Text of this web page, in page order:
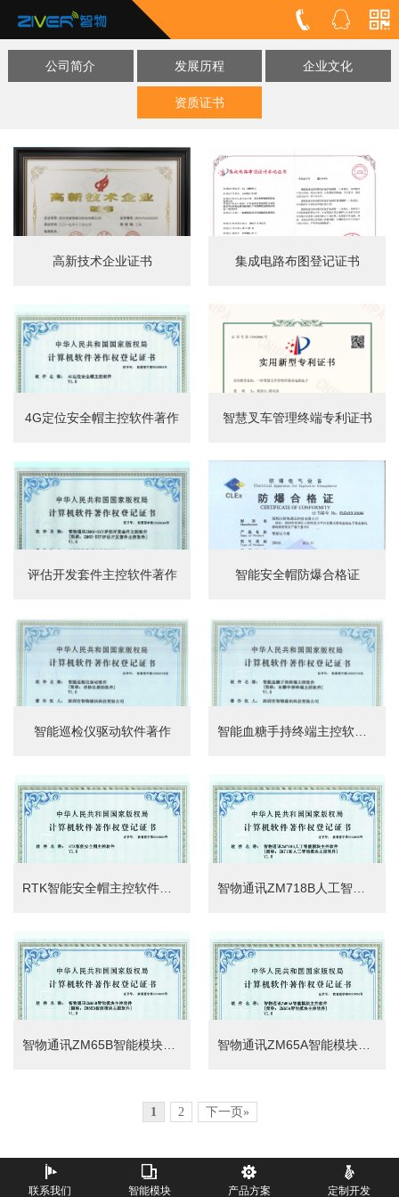
公司简介 发展历程 企业文化
资质证书
高新技术企业证书 集成电路布图登记证书
4G定位安全帽主控软件著作 智慧叉车管理终端专利证书
评估开发套件主控软件著作 智能安全帽防爆合格证
智能巡检仪驱动软件著作
1 2 下一页»
联系我们 智能模块 产品方案 定制开发